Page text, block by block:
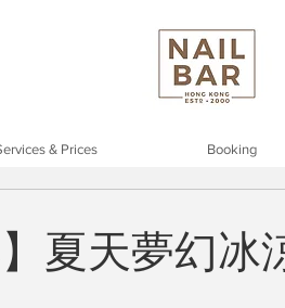
& Prices Booking
】夏天夢幻